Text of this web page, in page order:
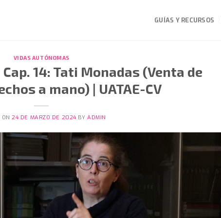
GUÍAS Y RECURSOS
VIDAS AUTÓNOMAS
14: Tati Monadas (Venta de
a mano) | UATAE-CV
ON24 DE MARZO DE 2024 BYADMIN